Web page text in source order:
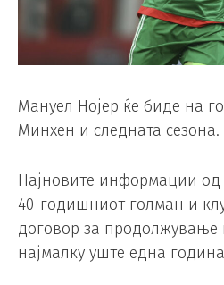
Мануел Нојер ќе биде на
Минхен и следната сезона.
Најновите информации од
40-годишниот голман и
договор за продолжување
најмалку уште една